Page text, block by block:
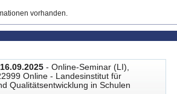
vorhanden.
- Online-Seminar (LI),
Online - Landesinstitut für
Qualitätsentwicklung in Schulen